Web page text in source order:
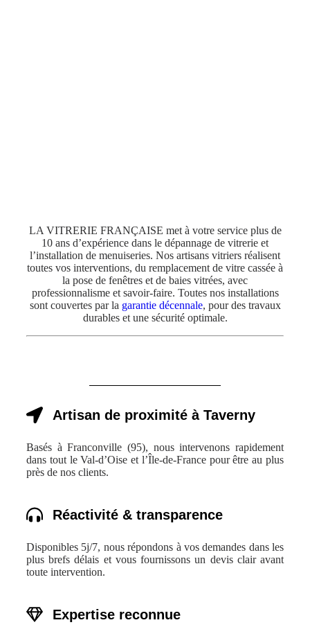
LA VITRERIE FRANÇAISE met à votre service plus de
10 ans d’expérience dans le dépannage de vitrerie et
l’installation de menuiseries. Nos artisans vitriers réalisent
toutes vos interventions, du remplacement de vitre cassée à
la pose de fenêtres et de baies vitrées, avec
professionnalisme et savoir-faire. Toutes nos installations
sont couvertes par la garantie décennale, pour des travaux
durables et une sécurité optimale.
Artisan de proximité à Taverny
Basés à Franconville (95), nous intervenons rapidement
dans tout le Val-d’Oise et l’Île-de-France pour être au plus
près de nos clients.
Réactivité & transparence
Disponibles 5j/7, nous répondons à vos demandes dans les
plus brefs délais et vous fournissons un devis clair avant
toute intervention.
Expertise reconnue